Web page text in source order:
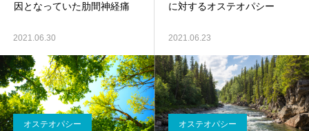
因となっていた肋間神経痛
2021.06.30
に対するオステオパシー
2021.06.23
オステオパシー オステオパシー